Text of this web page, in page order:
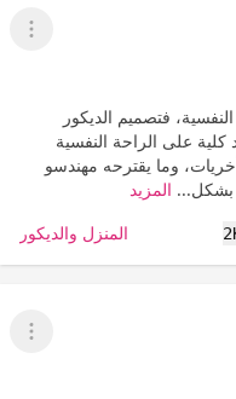
عرض
فتصميم الديكور
على الراحة النفسية
وما يقترحه مهندسو
بشكل... المزيد
المنزل والديكور
عرض